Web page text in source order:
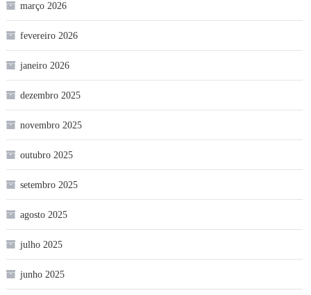
março 2026
fevereiro 2026
janeiro 2026
dezembro 2025
novembro 2025
outubro 2025
setembro 2025
agosto 2025
julho 2025
junho 2025